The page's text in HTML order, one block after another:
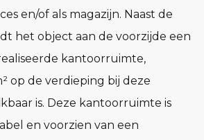
en/of als magazijn. Naast de
het object aan de voorzijde een
kantoorruimte,
op de verdieping bij deze
is. Deze kantoorruimte is
en voorzien van een